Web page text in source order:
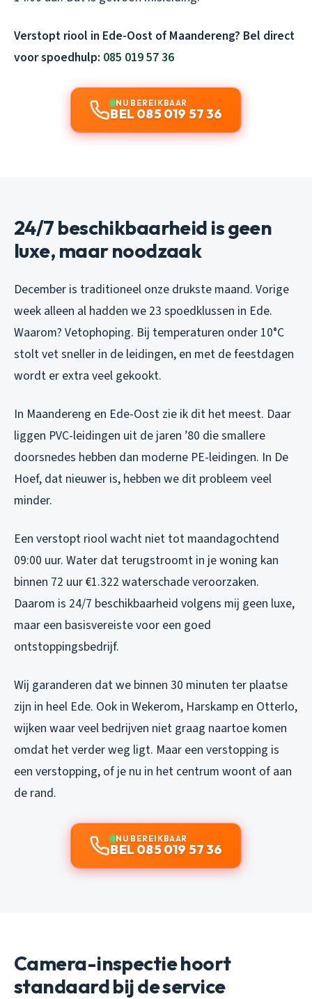
Verstopt riool in Ede-Oost of Maandereng? Bel direct
voor spoedhulp: 085 019 57 36
NU BEREIKBAAR
BEL 085 019 57 36
24/7 beschikbaarheid is geen
luxe, maar noodzaak
December is traditioneel onze drukste maand. Vorige
week alleen al hadden we 23 spoedklussen in Ede.
Waarom? Vetophoping. Bij temperaturen onder 10°C
stolt vet sneller in de leidingen, en met de feestdagen
wordt er extra veel gekookt.
In Maandereng en Ede-Oost zie ik dit het meest. Daar
liggen PVC-leidingen uit de jaren ’80 die smallere
doorsnedes hebben dan moderne PE-leidingen. In De
Hoef, dat nieuwer is, hebben we dit probleem veel
minder.
Een verstopt riool wacht niet tot maandagochtend
09:00 uur. Water dat terugstroomt in je woning kan
binnen 72 uur €1.322 waterschade veroorzaken.
Daarom is 24/7 beschikbaarheid volgens mij geen luxe,
maar een basisvereiste voor een goed
ontstoppingsbedrijf.
Wij garanderen dat we binnen 30 minuten ter plaatse
zijn in heel Ede. Ook in Wekerom, Harskamp en Otterlo,
wijken waar veel bedrijven niet graag naartoe komen
omdat het verder weg ligt. Maar een verstopping is
een verstopping, of je nu in het centrum woont of aan
de rand.
NU BEREIKBAAR
BEL 085 019 57 36
Camera-inspectie hoort
standaard bij de service